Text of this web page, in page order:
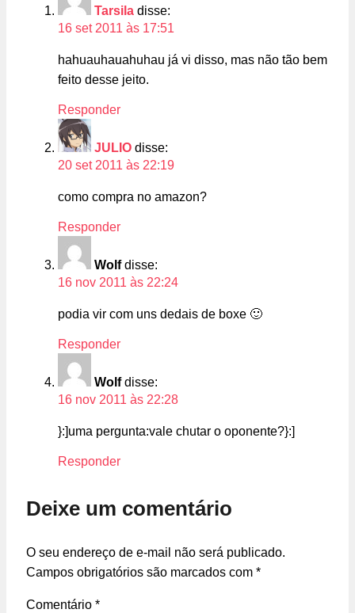
Tarsila disse:
16 set 2011 às 17:51
hahuauhauahuhau já vi disso, mas não tão bem
feito desse jeito.
Responder
JULIO disse:
20 set 2011 às 22:19
como compra no amazon?
Responder
Wolf disse:
16 nov 2011 às 22:24
podia vir com uns dedais de boxe 🙂
Responder
Wolf disse:
16 nov 2011 às 22:28
}:]uma pergunta:vale chutar o oponente?}:]
Responder
Deixe um comentário
O seu endereço de e-mail não será publicado.
Campos obrigatórios são marcados com *
Comentário *